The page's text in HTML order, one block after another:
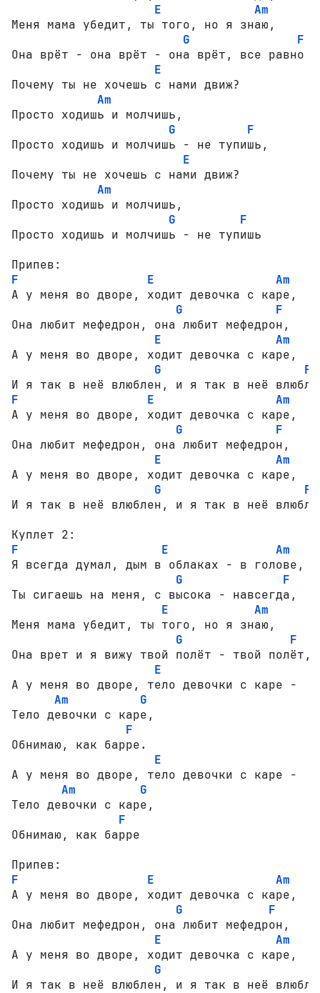
E
Am
Меня мама убедит, ты того, но я знаю,
G
F
Она врёт - она врёт - она врёт, все равно
E
Почему ты не хочешь с нами движ?
Am
Просто ходишь и молчишь,
G
F
Просто ходишь и молчишь - не тупишь,
E
Почему ты не хочешь с нами движ?
Am
Просто ходишь и молчишь,
G
F
Просто ходишь и молчишь - не тупишь
F
E
Am
А у меня во дворе, ходит девочка с каре,
G
F
Она любит мефедрон, она любит мефедрон,
E
Am
А у меня во дворе, ходит девочка с каре,
G
F
F
E
Am
А у меня во дворе, ходит девочка с каре,
G
F
Она любит мефедрон, она любит мефедрон,
E
Am
А у меня во дворе, ходит девочка с каре,
G
F
И я так в неё влюблен, и я так в неё
F
E
Am
Я всегда думал, дым в облаках - в голове,
G
F
Ты сигаешь на меня, с высока - навсегда,
E
Am
Меня мама убедит, ты того, но я знаю,
G
F
Она врет и я вижу твой полёт - твой полёт,
E
А у меня во дворе, тело девочки с каре -
Am
G
Тело девочки с каре,
F
Обнимаю, как барре.
E
А у меня во дворе, тело девочки с каре -
Am
G
Тело девочки с каре,
F
Обнимаю, как барре
F
E
Am
А у меня во дворе, ходит девочка с каре,
G
F
Она любит мефедрон, она любит мефедрон,
E
Am
А у меня во дворе, ходит девочка с каре,
G
И я так в неё влюблен, и я так в неё